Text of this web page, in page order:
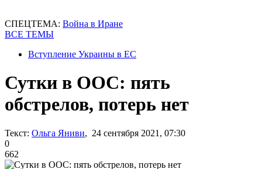
СПЕЦТЕМА: Война в Иране
ВСЕ ТЕМЫ
Вступление Украины в ЕС
Сутки в ООС: пять
обстрелов, потерь нет
Текст: Ольга Яниви, 24 сентября 2021, 07:30
0
662